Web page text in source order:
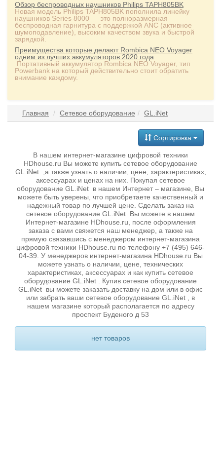
Обзор беспроводных наушников Philips TAPH805BK
Новая модель Philips TAPH805BK пополнила линейку
наушников Series 8000 — это полноразмерная
беспроводная гарнитура с поддержкой ANC (активное
шумоподавление), высоким качеством звука и быстрой
зарядкой.
Преимущества которые делают Rombica NEO Voyager
одним из лучших аккумуляторов 2020 года
Портативный аккумулятор Rombica NEO Voyager, тип
Powerbank на который действительно стоит обратить
внимание каждому.
Главная Сетевое оборудование GL.iNet
Сортировка
В нашем интернет-магазине цифровой техники
HDhouse.ru Вы можете купить сетевое оборудование
GL.iNet ,а также узнать о наличии, цене, характеристиках,
аксессуарах и ценах на них. Покупая сетевое
оборудование GL.iNet в нашем Интернет – магазине, Вы
можете быть уверены, что приобретаете качественный и
надежный товар по лучшей цене. Сделать заказ на
сетевое оборудование GL.iNet Вы можете в нашем
Интернет-магазине HDhouse.ru, после оформления
заказа с вами свяжется наш менеджер, а также на
прямую связавшись с менеджером интернет-магазина
цифровой техники HDhouse.ru по телефону +7 (495) 646-
04-39. У менеджеров интернет-магазина HDhouse.ru Вы
можете узнать о наличии, цене, технических
характеристиках, аксессуарах и как купить сетевое
оборудование GL.iNet . Купив сетевое оборудование
GL.iNet вы можете заказать доставку на дом или в офис
или забрать ваши сетевое оборудование GL.iNet , в
нашем магазине который располагается по адресу
проспект Буденого д 53
нет товаров